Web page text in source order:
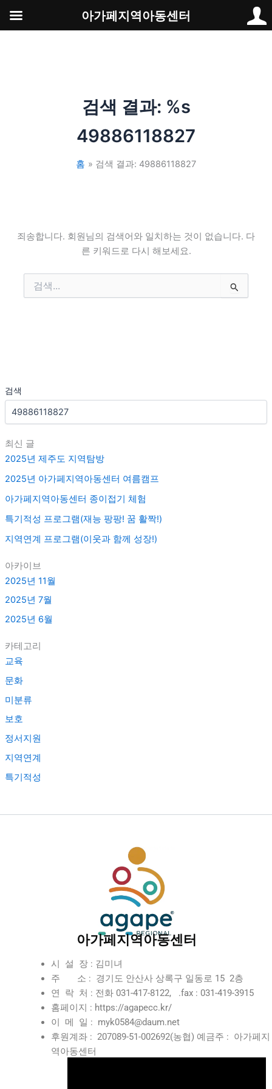
검색
최신 글
2025년 제주도 지역탐방
2025년 아가페지역아동센터 여름캠프
아가페지역아동센터 종이접기 체험
특기적성 프로그램(재능 팡팡! 꿈 활짝!)
지역연계 프로그램(이웃과 함께 성장!)
아카이브
2025년 11월
2025년 7월
2025년 6월
카테고리
교육
문화
미분류
보호
정서지원
지역연계
특기적성
검색 결과: %s
49886118827
홈 검색 결과: 49886118827
죄송합니다. 회원님의 검색어와 일치하는 것이 없습니다. 다
른 키워드로 다시 해보세요.
색
아가페지역아동센터
시 설 장 : 김미녀
주 소 : 경기도 안산사 상록구 일동로 15 2층
연 락 처 : 전화 031-417-8122, .fax : 031-419-3915
홈페이지 : https://agapecc.kr/
이 메 일 : myk0584@daum.net
후원계좌 : 207089-51-002692(농협) 예금주 : 아가페지
역아동센터
아가페지역아동센터